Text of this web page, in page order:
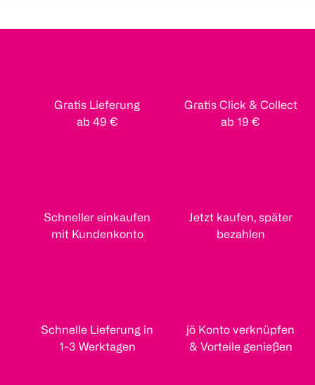
Gratis Lieferung
ab 49 €
Gratis Click & Collect
ab 19 €
Schneller einkaufen
mit Kundenkonto
Jetzt kaufen, später
bezahlen
Schnelle Lieferung in
1-3 Werktagen
jö Konto verknüpfen
& Vorteile genießen